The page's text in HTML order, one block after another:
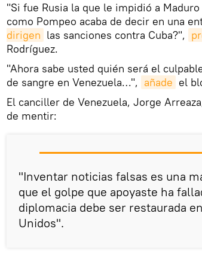
"Si fue Rusia la que le impidió a
como Pompeo acaba de decir en una
dirigen las sanciones contra Cuba?",
Rodríguez.
"Ahora sabe usted quién será el
de sangre en Venezuela…", añade el
El canciller de Venezuela, Jorge
de mentir:
"Inventar noticias falsas es una
que el golpe que apoyaste ha
diplomacia debe ser restaurada
Unidos".